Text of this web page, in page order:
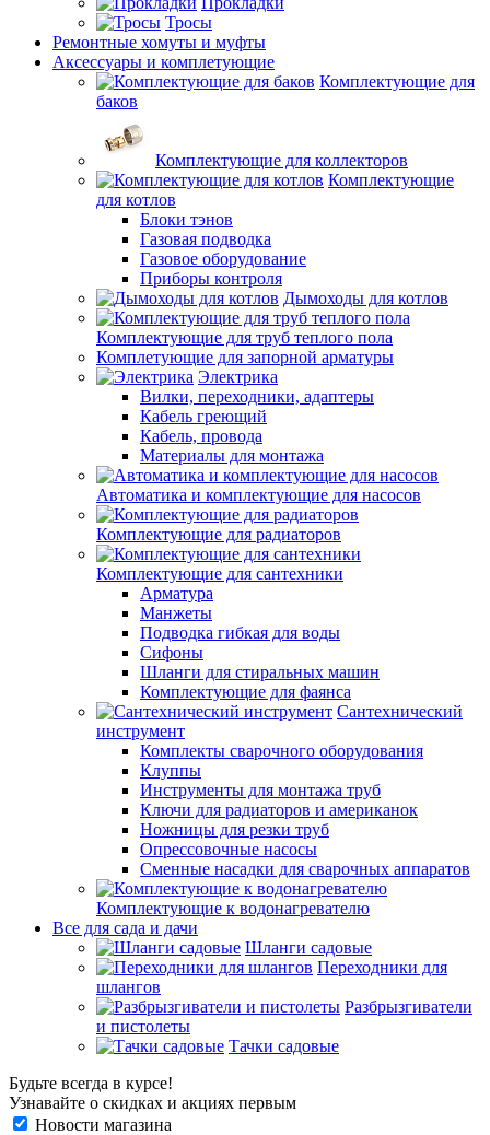
Тросы
Ремонтные хомуты и муфты
Аксессуары и комплетующие
Комплектующие для
баков
Комплектующие для коллекторов
Комплектующие
для котлов
Блоки тэнов
Газовая подводка
Газовое оборудование
Приборы контроля
Дымоходы для котлов
Комплектующие для труб теплого пола
Комплетующие для запорной арматуры
Электрика
Вилки, переходники, адаптеры
Кабель греющий
Кабель, провода
Материалы для монтажа
Автоматика и комплектующие для насосов
Комплектующие для радиаторов
Комплектующие для сантехники
Арматура
Манжеты
Подводка гибкая для воды
Сифоны
Шланги для стиральных машин
Комплектующие для фаянса
Сантехнический
инструмент
Комплекты сварочного оборудования
Клуппы
Инструменты для монтажа труб
Ключи для радиаторов и американок
Ножницы для резки труб
Опрессовочные насосы
Сменные насадки для сварочных аппаратов
Комплектующие к водонагревателю
Все для сада и дачи
Шланги садовые
Переходники для
шлангов
Разбрызгиватели
и пистолеты
Тачки садовые
Будьте всегда в курсе!
Узнавайте о скидках и акциях первым
Новости магазина